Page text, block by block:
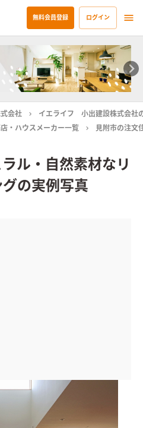
無料会員登録 ログイン
会社
イエライフ 小出建設株式会社
・ハウスメーカー一覧 見附市の注文
ル・自然素材なリ
の実例写真